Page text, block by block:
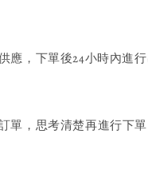
應，下單後24小時內進行
單，思考清楚再進行下單